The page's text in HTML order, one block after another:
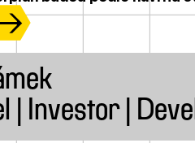
| Investor |